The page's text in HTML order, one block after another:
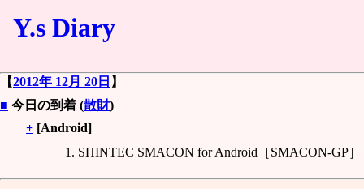
Y.s Diary
【2012年 12月 20日 】
■ 今日の到着 (散財)
+ [Android]
SHINTEC SMACON for Android［SMACON-GP］